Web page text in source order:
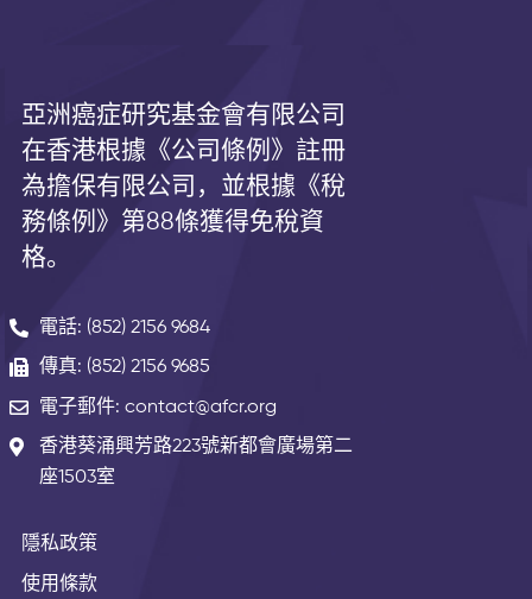
亞洲癌症研究基金會有限公司
在香港根據《公司條例》註冊
為擔保有限公司，並根據《稅
務條例》第88條獲得免稅資
格。
電話: (852) 2156 9684
傳真: (852) 2156 9685
電子郵件: contact@afcr.org
香港葵涌興芳路223號新都會廣場第二
座1503室
隱私政策
使用條款